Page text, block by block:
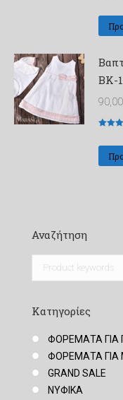
με5
ΒΚ-
90,00
Αναζήτηση
Κατηγορίες
ΦΟΡΕΜΑΤΑ ΓΙΑ
ΦΟΡΕΜΑΤΑ
GRAND SALE
ΝΥΦΙΚΑ